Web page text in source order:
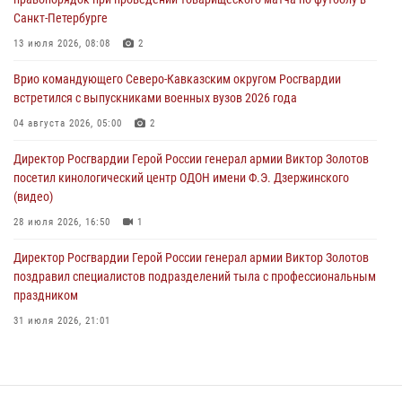
В Чеченской Республике пожарные расчеты Росгвардии и МЧС
отработали межведомственное взаимодействие
В Центральных регионах России продолжается ведомственная
акция «Каникулы с Росгвардией»
Санкт-Петербурге
13 июля 2026, 08:08 2
Врио командующего Северо-Кавказским округом Росгвардии
встретился с выпускниками военных вузов 2026 года
04 августа 2026, 05:00 2
Директор Росгвардии Герой России генерал армии Виктор Золотов
посетил кинологический центр ОДОН имени Ф.Э. Дзержинского
(видео)
28 июля 2026, 16:50 1
Директор Росгвардии Герой России генерал армии Виктор Золотов
поздравил специалистов подразделений тыла с профессиональным
праздником
31 июля 2026, 21:01